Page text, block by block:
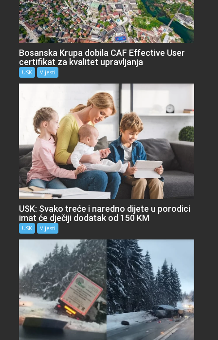
Bosanska Krupa dobila CAF Effective User
certifikat za kvalitet upravljanja
USK Vijesti
USK: Svako treće i naredno dijete u porodici
imat će dječiji dodatak od 150 KM
USK Vijesti